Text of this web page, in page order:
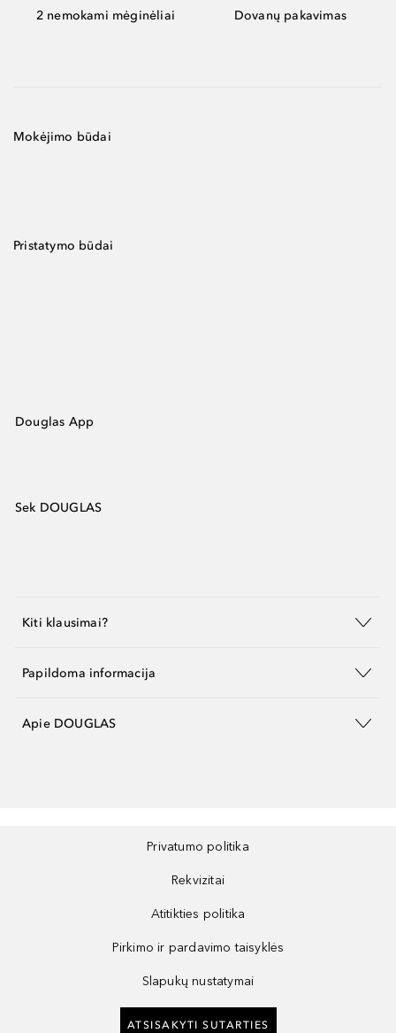
2 nemokami mėginėliai Dovanų pakavimas
Mokėjimo būdai
Pristatymo būdai
Douglas App
Sek DOUGLAS
Kiti klausimai?
Papildoma informacija
Apie DOUGLAS
Privatumo politika
Rekvizitai
Atitikties politika
Pirkimo ir pardavimo taisyklės
Slapukų nustatymai
ATSISAKYTI SUTARTIES